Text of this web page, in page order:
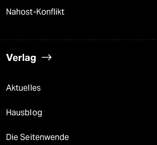
Nahost-Konflikt
Verlag
Aktuelles
Hausblog
Die Seitenwende